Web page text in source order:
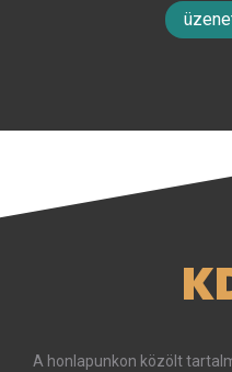
A honlapunkon közölt